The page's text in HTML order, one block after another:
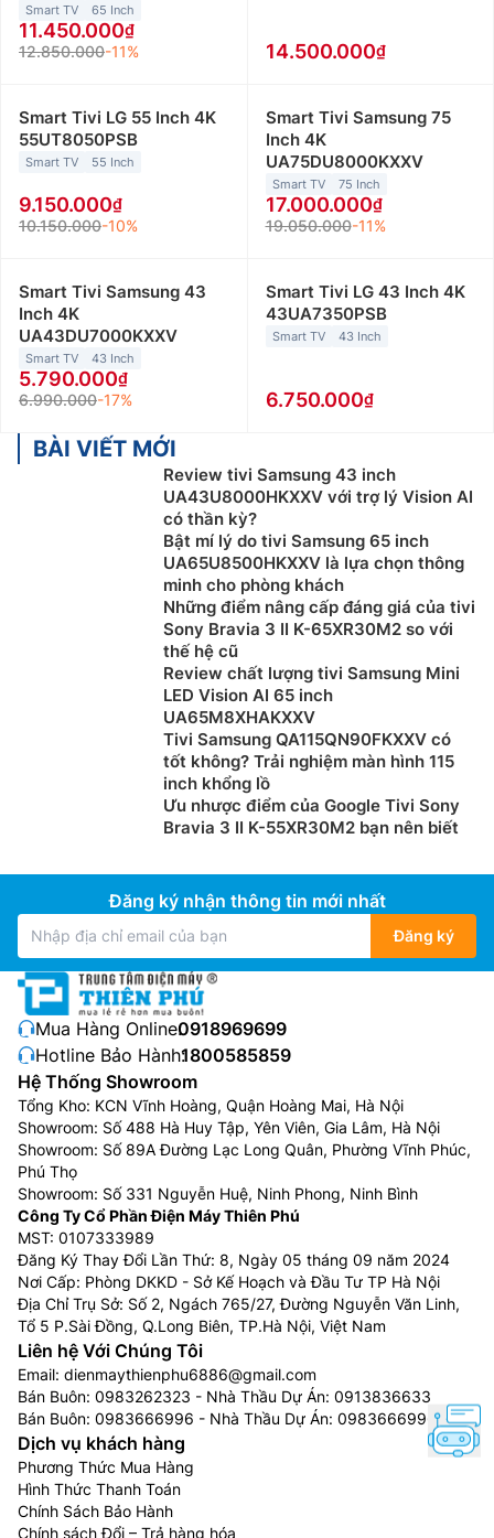
Smart TV 65 Inch
11.450.000
12.850.000-11% 14.500.000
Smart Tivi LG 55 Inch 4K
55UT8050PSB
Smart TV 55 Inch
9.150.000
10.150.000-10%
Smart Tivi Samsung 75
Inch 4K
UA75DU8000KXXV
Smart TV 75 Inch
17.000.000
19.050.000-11%
Smart Tivi Samsung 43
Inch 4K
UA43DU7000KXXV
Smart TV 43 Inch
5.790.000
6.990.000-17%
Smart Tivi LG 43 Inch 4K
43UA7350PSB
Smart TV 43 Inch
6.750.000
BÀI VIẾT MỚI
Review tivi Samsung 43 inch
UA43U8000HKXXV với trợ lý Vision AI
có thần kỳ?
Bật mí lý do tivi Samsung 65 inch
UA65U8500HKXXV là lựa chọn thông
minh cho phòng khách
Những điểm nâng cấp đáng giá của tivi
Sony Bravia 3 II K-65XR30M2 so với
thế hệ cũ
Review chất lượng tivi Samsung Mini
LED Vision AI 65 inch
UA65M8XHAKXXV
Tivi Samsung QA115QN90FKXXV có
tốt không? Trải nghiệm màn hình 115
inch khổng lồ
Ưu nhược điểm của Google Tivi Sony
Bravia 3 II K-55XR30M2 bạn nên biết
Đăng ký nhận thông tin mới nhất
Đăng ký
Mua Hàng Online:0918969699
Hotline Bảo Hành:1800585859
Hệ Thống Showroom
Tổng Kho: KCN Vĩnh Hoàng, Quận Hoàng Mai, Hà Nội
Showroom: Số 488 Hà Huy Tập, Yên Viên, Gia Lâm, Hà Nội
Showroom: Số 89A Đường Lạc Long Quân, Phường Vĩnh Phúc,
Phú Thọ
Showroom: Số 331 Nguyễn Huệ, Ninh Phong, Ninh Bình
Công Ty Cổ Phần Điện Máy Thiên Phú
MST: 0107333989
Đăng Ký Thay Đổi Lần Thứ: 8, Ngày 05 tháng 09 năm 2024
Nơi Cấp: Phòng DKKD - Sở Kế Hoạch và Đầu Tư TP Hà Nội
Địa Chỉ Trụ Sở: Số 2, Ngách 765/27, Đường Nguyễn Văn Linh,
Tổ 5 P.Sài Đồng, Q.Long Biên, TP.Hà Nội, Việt Nam
Liên hệ Với Chúng Tôi
Email: dienmaythienphu6886@gmail.com
Bán Buôn: 0983262323 - Nhà Thầu Dự Án: 0913836633
Bán Buôn: 0983666996 - Nhà Thầu Dự Án: 0983666996
Dịch vụ khách hàng
Phương Thức Mua Hàng
Hình Thức Thanh Toán
Chính Sách Bảo Hành
Chính sách Đổi – Trả hàng hóa